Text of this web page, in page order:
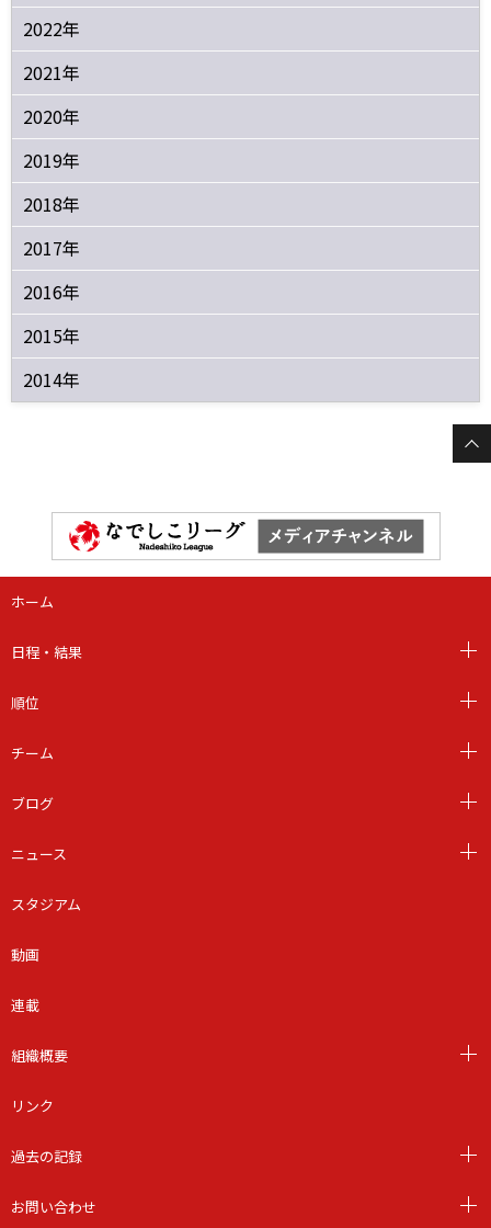
2022年
2021年
2020年
2019年
2018年
2017年
2016年
2015年
2014年
ホーム
日程・結果
順位
チーム
ブログ
ニュース
スタジアム
動画
連載
組織概要
リンク
過去の記録
お問い合わせ